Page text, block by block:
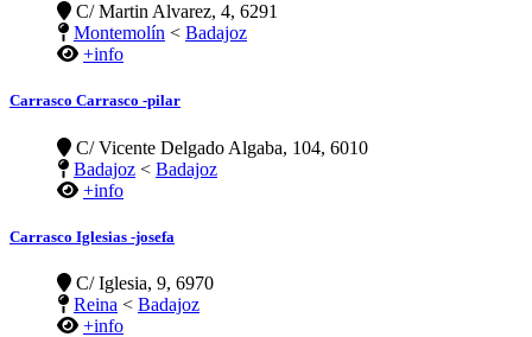
C/ Martin Alvarez, 4, 6291
Montemolín < Badajoz
+info
Carrasco Carrasco -pilar
C/ Vicente Delgado Algaba, 104, 6010
Badajoz < Badajoz
+info
Carrasco Iglesias -josefa
C/ Iglesia, 9, 6970
Reina < Badajoz
+info